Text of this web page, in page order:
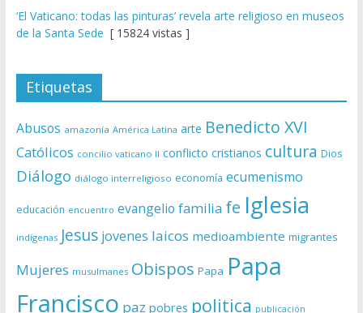
‘El Vaticano: todas las pinturas’ revela arte religioso en museos
de la Santa Sede [ 15824 vistas ]
Etiquetas
Abusos amazonía América Latina arte Benedicto XVI
Católicos concilio vaticano II conflicto cristianos cultura Dios
Diálogo diálogo interreligioso economía ecumenismo
educación encuentro evangelio familia fe Iglesia
indígenas Jesus jovenes laicos medioambiente migrantes
Mujeres musulmanes Obispos Papa Papa
Francisco paz pobres politica publicación